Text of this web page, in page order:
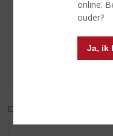
online.
ouder?
Ja, ik
Reviews
Schrijf een review
EXCL. BTW